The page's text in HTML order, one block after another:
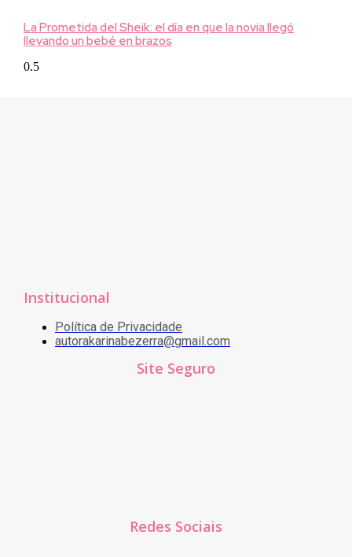
La Prometida del Sheik: el día en que la novia llegó
llevando un bebé en brazos
Institucional
Política de Privacidade
autorakarinabezerra@gmail.com
Site Seguro
Redes Sociais